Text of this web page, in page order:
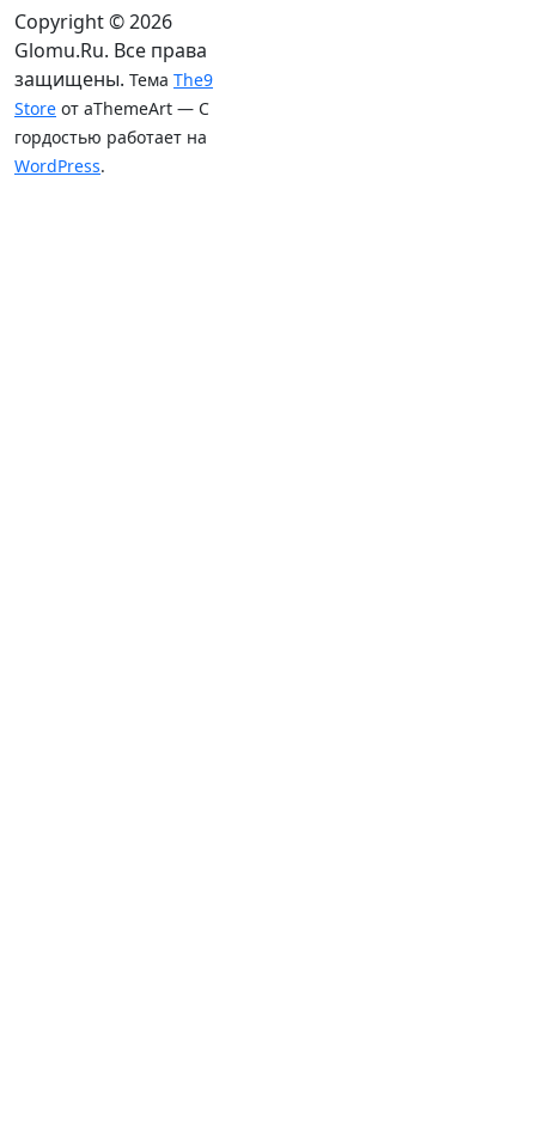
Copyright © 2026
Glomu.Ru. Все права
защищены. Тема The9
Store от aThemeArt — С
гордостью работает на
WordPress.